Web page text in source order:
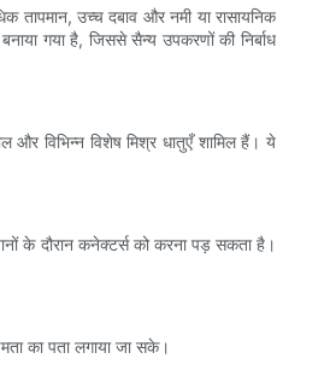
उच्च दबाव और नमी या रासायनिक
गया है, जिससे सैन्य उपकरणों की निर्बाध
और विभिन्न विशेष मिश्र धातुएँ शामिल हैं। ये
के दौरान कनेक्टर्स को करना पड़ सकता है।
का पता लगाया जा सके।